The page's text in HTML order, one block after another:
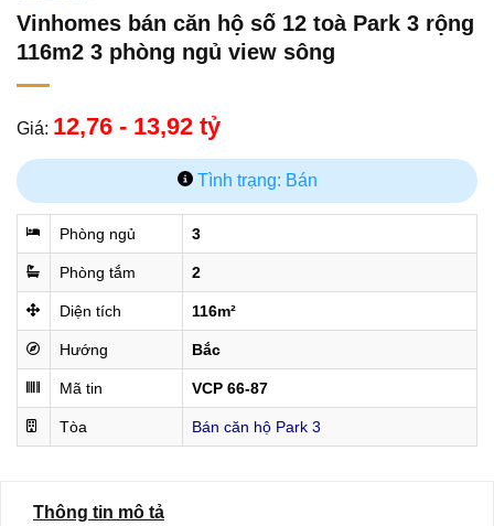
Vinhomes bán căn hộ số 12 toà Park 3 rộng
116m2 3 phòng ngủ view sông
Giá: 12,76 - 13,92 tỷ
Tình trạng: Bán
Phòng ngủ 3
Phòng tắm 2
Diện tích 116m²
Hướng Bắc
Mã tin VCP 66-87
Tòa Bán căn hộ Park 3
Thông tin mô tả